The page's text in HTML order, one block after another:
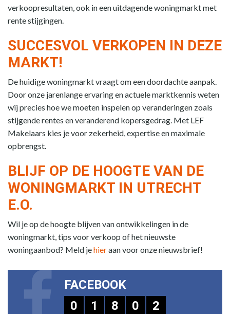
verkoopresultaten, ook in een uitdagende woningmarkt met
rente stijgingen.
SUCCESVOL VERKOPEN IN DEZE
MARKT!
De huidige woningmarkt vraagt om een doordachte aanpak.
Door onze jarenlange ervaring en actuele marktkennis weten
wij precies hoe we moeten inspelen op veranderingen zoals
stijgende rentes en veranderend kopersgedrag. Met LEF
Makelaars kies je voor zekerheid, expertise en maximale
opbrengst.
BLIJF OP DE HOOGTE VAN DE
WONINGMARKT IN UTRECHT
E.O.
Wil je op de hoogte blijven van ontwikkelingen in de
woningmarkt, tips voor verkoop of het nieuwste
woningaanbod? Meld jehieraan voor onze nieuwsbrief!
FACEBOOK
0
1 8 0 2